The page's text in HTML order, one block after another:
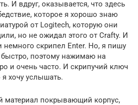
И вдруг, оказывается, что здесь
которое я хорошо знаю
от Logitech, которую они
но не ожидал этого от Crafty. И
скрипел Enter. Но, я пишу
быстро, поэтому нажимаю на
и очень часто. И скрипучий ключ
хочу услышать.
материал покрывающий корпус,